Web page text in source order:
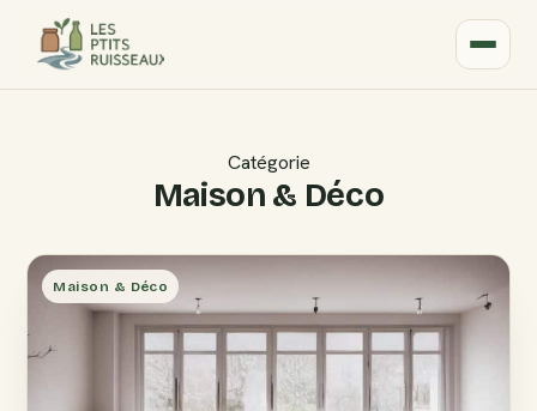
Catégorie
Maison & Déco
Maison & Déco